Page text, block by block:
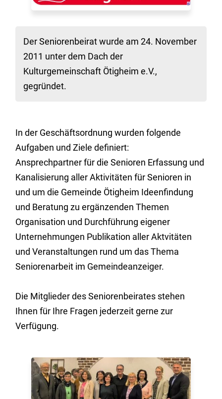
Der Seniorenbeirat wurde am 24. November
2011 unter dem Dach der
Kulturgemeinschaft Ötigheim e.V.,
gegründet.
In der Geschäftsordnung wurden folgende
Aufgaben und Ziele definiert:
Ansprechpartner für die Senioren Erfassung und
Kanalisierung aller Aktivitäten für Senioren in
und um die Gemeinde Ötigheim Ideenfindung
und Beratung zu ergänzenden Themen
Organisation und Durchführung eigener
Unternehmungen Publikation aller Aktvitäten
und Veranstaltungen rund um das Thema
Seniorenarbeit im Gemeindeanzeiger.
Die Mitglieder des Seniorenbeirates stehen
Ihnen für Ihre Fragen jederzeit gerne zur
Verfügung.